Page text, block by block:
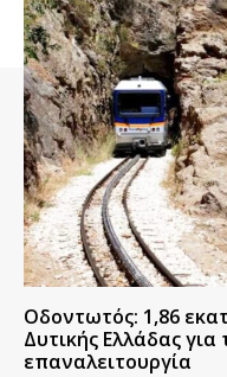
Οδοντωτός: 1,86
Δυτικής Ελλάδας
επαναλειτουργία